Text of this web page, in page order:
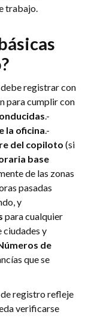
trabajo.
debe registrar con
para cumplir con
.-
la oficina .-
del copiloto (si
base
de las zonas
pasadas
y
para cualquier
ciudades y
de
que se
registro refleje
verificarse